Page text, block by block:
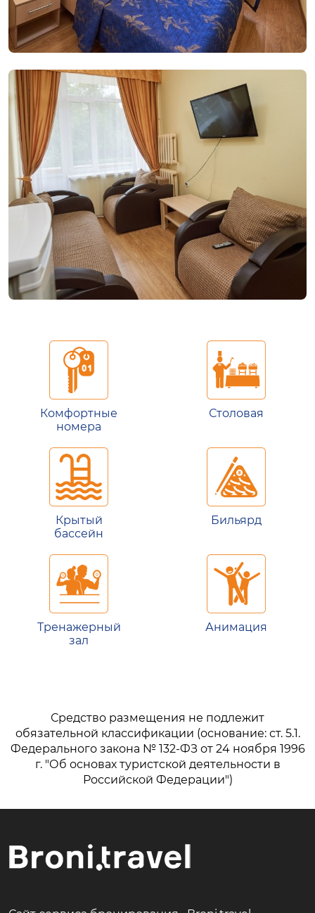
Комфортные
номера
Столовая
Крытый
бассейн
Бильярд
Тренажерный
зал
Анимация
Средство размещения не подлежит
обязательной классификации (основание: ст. 5.1.
Федерального закона № 132-ФЗ от 24 ноября 1996
г. "Об основах туристской деятельности в
Российской Федерации")